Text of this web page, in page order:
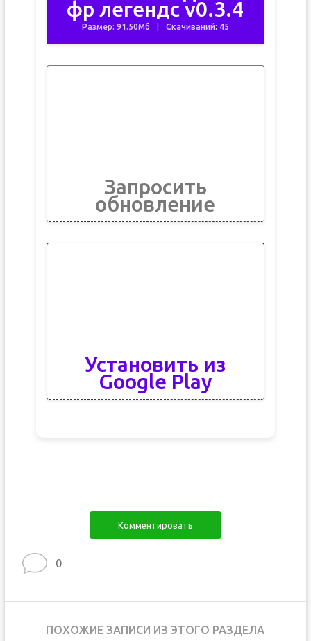
фр легендс v0.3.4
Размер: 91.50Мб Скачиваний: 45
Запросить
обновление
Установить из
Google Play
Комментировать
0
ПОХОЖИЕ ЗАПИСИ ИЗ ЭТОГО РАЗДЕЛА